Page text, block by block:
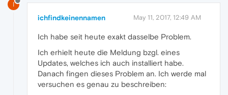
I
ichfindkeinennamen May 11, 2017, 12:49 AM
Ich habe seit heute exakt dasselbe Problem.
Ich erhielt heute die Meldung bzgl. eines
Updates, welches ich auch installiert habe.
Danach fingen dieses Problem an. Ich werde mal
versuchen es genau zu beschreiben: